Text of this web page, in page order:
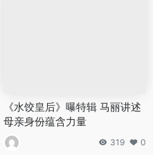
《水饺皇后》曝特辑 马丽讲述
母亲身份蕴含力量
319 0